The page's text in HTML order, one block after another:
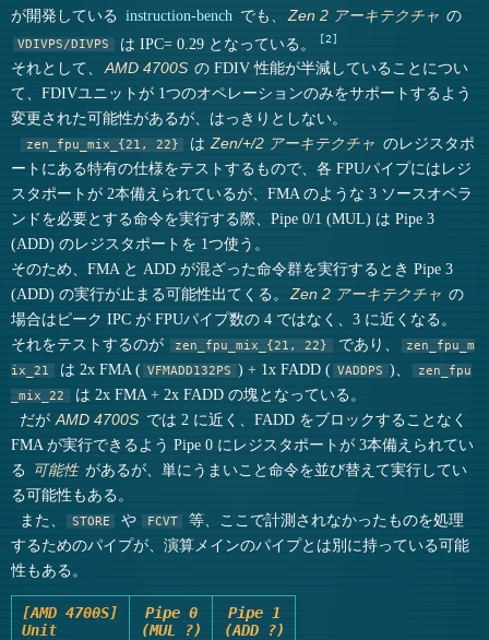
が開発している instruction-bench でも、 Zen 2 アーキテクチャ の
VDIVPS/DIVPS は IPC= 0.29 となっている。 2
それとして、 AMD 4700S の FDIV 性能が半減していることについ
て、FDIVユニットが 1つのオペレーションのみをサポートするよう
変更された可能性があるが、はっきりとしない。
zen_fpu_mix_{21, 22} は Zen/+/2 アーキテクチャ のレジスタポ
ートにある特有の仕様をテストするもので、各 FPUパイプにはレジ
スタポートが 2本備えられているが、FMA のような 3 ソースオペラ
ンドを必要とする命令を実行する際、Pipe 0/1 (MUL) は Pipe 3
(ADD) のレジスタポートを 1つ使う。
そのため、FMA と ADD が混ざった命令群を実行するとき Pipe 3
(ADD) の実行が止まる可能性出てくる。
Zen 2 アーキテクチャ の
場合はピーク IPC が FPUパイプ数の 4 ではなく、3 に近くなる。
それをテストするのが
zen_fpu_mix_{21, 22} であり、
zen_fpu_m
ix_21
は 2x FMA ( VFMADD132PS ) + 1x FADD ( VADDPS )、
zen_fpu
_mix_22
は 2x FMA + 2x FADD の塊となっている。
だが AMD 4700S では 2 に近く、FADD をブロックすることなく
FMA が実行できるよう Pipe 0 にレジスタポートが 3本備えられてい
る 可能性 があるが、単にうまいこと命令を並び替えて実行してい
る可能性もある。
また、
STORE や FCVT
等、ここで計測されなかったものを処理
するためのパイプが、演算メインのパイプとは別に持っている可能
性もある。
[AMD 4700S]
Unit
Pipe 0
(MUL ?)
Pipe 1
(ADD ?)